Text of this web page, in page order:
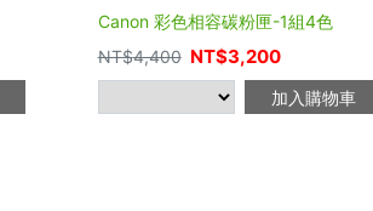
Canon 彩色相容碳粉匣-1組4色
NT$4,400 NT$3,200
加入購物車